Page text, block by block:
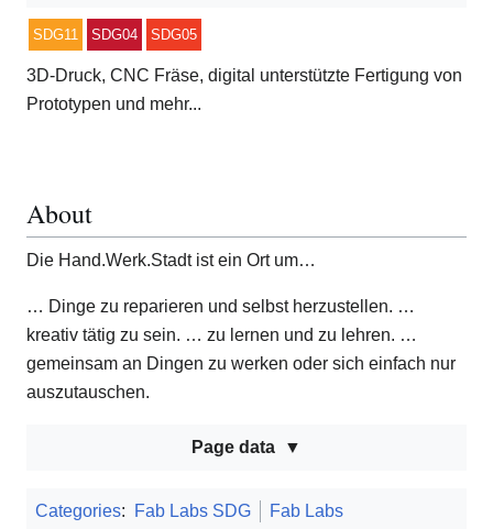
SDG11 SDG04 SDG05
3D-Druck, CNC Fräse, digital unterstützte Fertigung von
Prototypen und mehr...
About
Die Hand.Werk.Stadt ist ein Ort um…
… Dinge zu reparieren und selbst herzustellen. …
kreativ tätig zu sein. … zu lernen und zu lehren. …
gemeinsam an Dingen zu werken oder sich einfach nur
auszutauschen.
Page data
Categories: Fab Labs SDG Fab Labs